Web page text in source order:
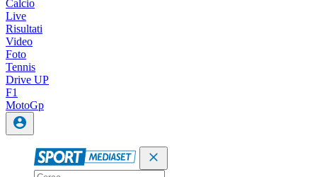
Calcio
Live
Risultati
Video
Foto
Tennis
Drive UP
F1
MotoGp